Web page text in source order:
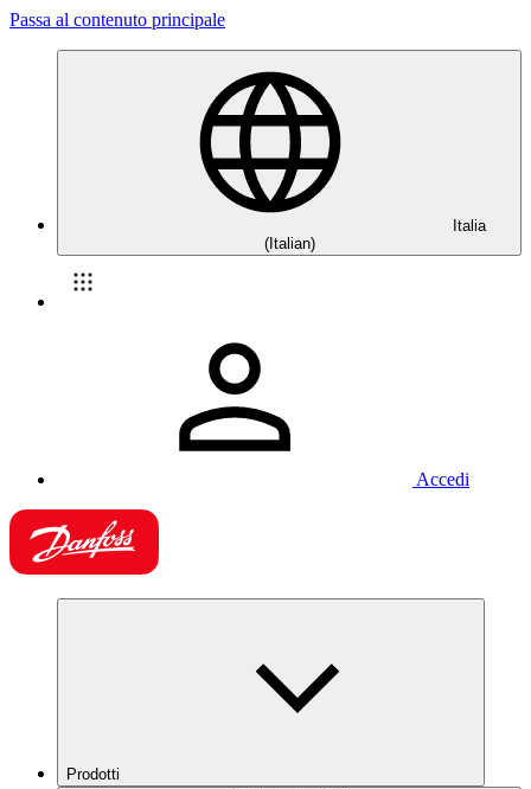
Passa al contenuto principale
Italia
(Italian)
Accedi
Prodotti